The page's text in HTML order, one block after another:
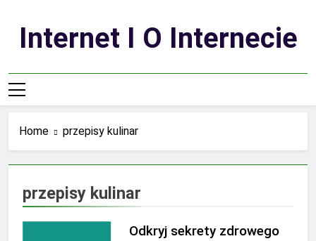
contentInternet I O Internecie
Home przepisy kulinar
przepisy kulinar
Odkryj sekrety zdrowego